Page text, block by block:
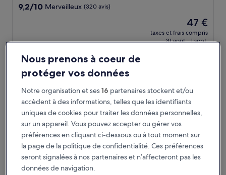
9.2
(320 avis)
9,2/10 Merveilleux (320 avis)
Le
nouveau
prix
47 €
taxes et frais compris
31 août - 1 sept.
Shangri-La Chengdu
Nous prenons à coeur de
protéger vos données
Notre organisation et ses16 partenaires stockent et/ou
accèdent à des informations, telles que les identifiants
uniques de cookies pour traiter les données personnelles,
sur un appareil. Vous pouvez accepter ou gérer vos
préférences en cliquant ci-dessous ou à tout moment sur
la page de la politique de confidentialité. Ces préférences
seront signalées à nos partenaires et n’affecteront pas les
données de navigation.